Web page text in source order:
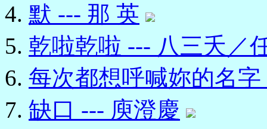
默 --- 那 英
乾啦乾啦 --- 八三夭／
每次都想呼喊妳的名
缺口 --- 庾澄慶